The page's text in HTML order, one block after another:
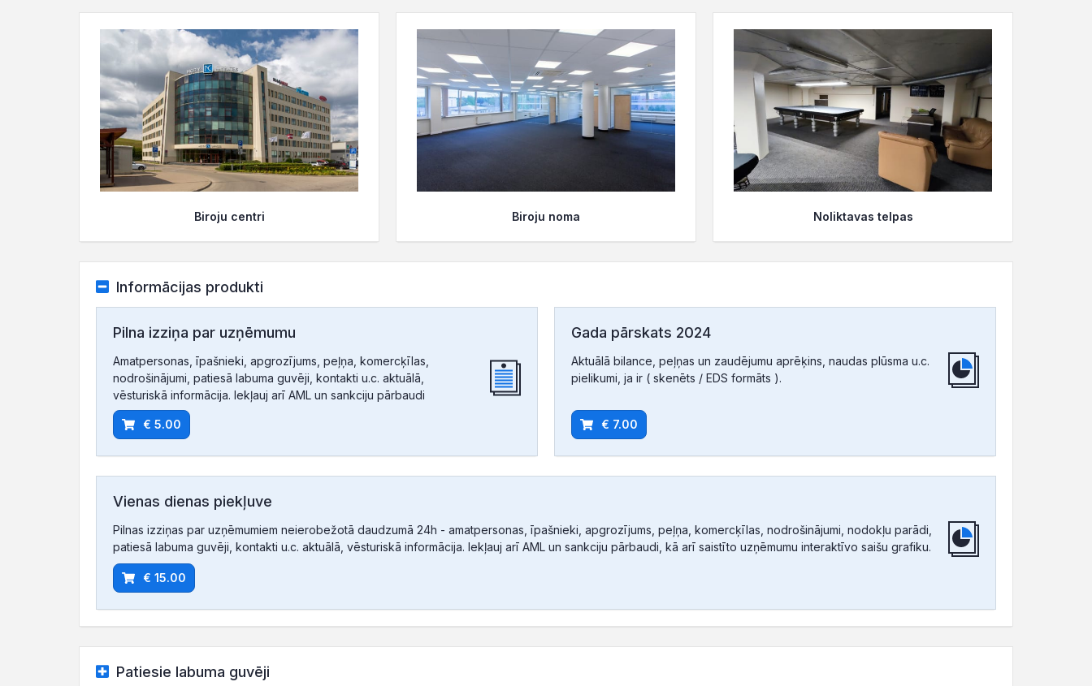
Biroju centri Biroju noma Noliktavas telpas
Informācijas produkti
Pilna izziņa par uzņēmumu
Amatpersonas, īpašnieki, apgrozījums, peļņa, komercķīlas,
nodrošinājumi, patiesā labuma guvēji, kontakti u.c. aktuālā,
vēsturiskā informācija. Iekļauj arī AML un sankciju pārbaudi
€ 5.00
Gada pārskats 2024
Aktuālā bilance, peļņas un zaudējumu aprēķins, naudas plūsma u.c.
pielikumi, ja ir ( skenēts / EDS formāts ).
€ 7.00
Vienas dienas piekļuve
Pilnas izziņas par uzņēmumiem neierobežotā daudzumā 24h - amatpersonas, īpašnieki, apgrozījums, peļņa, komercķīlas, nodrošinājumi, nodokļu parādi,
patiesā labuma guvēji, kontakti u.c. aktuālā, vēsturiskā informācija. Iekļauj arī AML un sankciju pārbaudi, kā arī saistīto uzņēmumu interaktīvo saišu grafiku.
€ 15.00
Patiesie labuma guvēji